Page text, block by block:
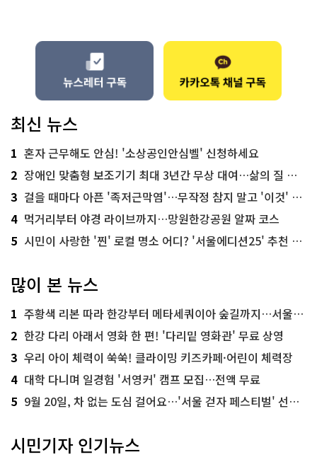
최신 뉴스
1 혼자 근무해도 안심! '소상공인안심벨' 신청하세요
2 장애인 맞춤형 보조기기 최대 3년간 무상 대여…삶의 질 높인다
3 걸을 때마다 아픈 '족저근막염'…무작정 참지 말고 '이것' 해보세요!
4 먹거리부터 야경 라이브까지…망원한강공원 알짜 코스
5 시민이 사랑한 '찐' 로컬 명소 어디? '서울에디션25' 추천 코스
많이 본 뉴스
1 주황색 리본 따라 한강부터 메타세쿼이아 숲길까지…서울둘레길 15코스
2 한강 다리 아래서 영화 한 편! '다리밑 영화관' 무료 상영
3 우리 아이 체력이 쑥쑥! 클라이밍 키즈카페·어린이 체력장
4 대학 다니며 일경험 '서영커' 캠프 모집…전액 무료
5 9월 20일, 차 없는 도심 걸어요…'서울 걷자 페스티벌' 선착순 5천명
시민기자 인기뉴스